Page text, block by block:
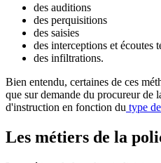
des auditions
des perquisitions
des saisies
des interceptions et écoutes
des infiltrations.
Bien entendu, certaines de ces
que sur demande du procureur de
d'instruction en fonction du type
Les métiers de la